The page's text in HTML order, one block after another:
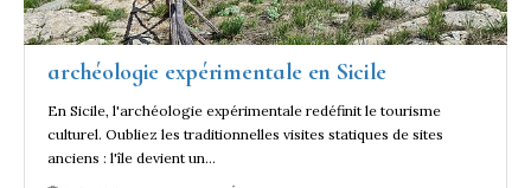
archéologie expérimentale en Sicile
En Sicile, l'archéologie expérimentale redéfinit le tourisme
culturel. Oubliez les traditionnelles visites statiques de sites
anciens : l'île devient un…